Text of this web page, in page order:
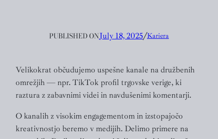
PUBLISHED ONJuly 18, 2025╱Kariera
Velikokrat občudujemo uspešne kanale na družbenih
omrežjih — npr. TikTok profil trgovske verige, ki
raztura z zabavnimi videi in navdušenimi komentarji.
O kanalih z visokim engagementom in izstopajočo
kreativnostjo beremo v medijih. Delimo primere na